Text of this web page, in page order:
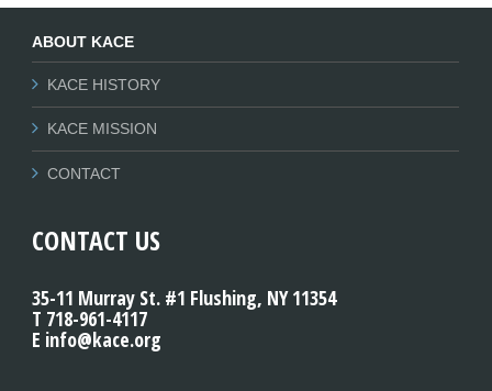
ABOUT KACE
KACE HISTORY
KACE MISSION
CONTACT
CONTACT US
35-11 Murray St. #1 Flushing, NY 11354
T 718-961-4117
E info@kace.org